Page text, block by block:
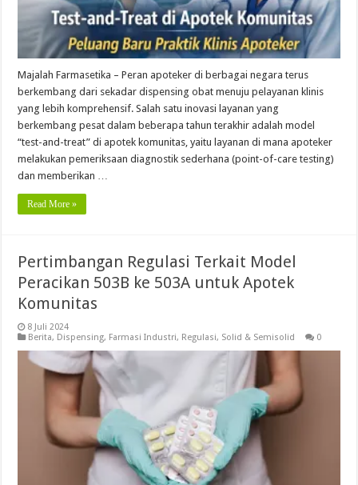
Majalah Farmasetika – Peran apoteker di berbagai negara terus
berkembang dari sekadar dispensing obat menuju pelayanan klinis
yang lebih komprehensif. Salah satu inovasi layanan yang
berkembang pesat dalam beberapa tahun terakhir adalah model
“test-and-treat” di apotek komunitas, yaitu layanan di mana apoteker
melakukan pemeriksaan diagnostik sederhana (point-of-care testing)
dan memberikan …
Read More »
Pertimbangan Regulasi Terkait Model
Peracikan 503B ke 503A untuk Apotek
Komunitas
8 Juli 2024
Berita, Dispensing, Farmasi Industri, Regulasi, Solid & Semisolid 0